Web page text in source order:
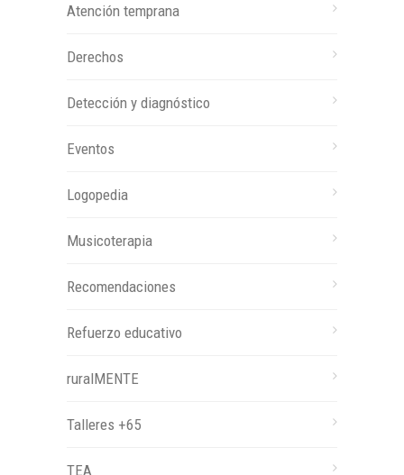
Atención temprana
Derechos
Detección y diagnóstico
Eventos
Logopedia
Musicoterapia
Recomendaciones
Refuerzo educativo
ruralMENTE
Talleres +65
TEA